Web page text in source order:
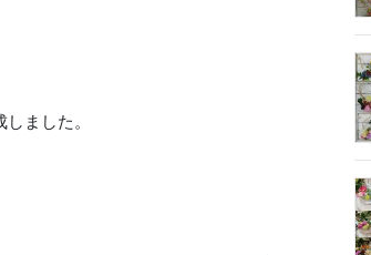
ました。